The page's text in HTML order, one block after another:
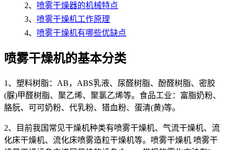
2、 喷雾干燥器的机械特点
3、 喷雾干燥机工作原理
4、 喷雾干燥机有哪些优缺点
喷雾干燥机的基本分类
1、塑料树脂：AB，ABS乳液、尿醛树脂、酚醛树脂、密胶
(脲)甲醛树脂、聚乙烯、聚氯乙烯等。食品工业：富脂奶粉、
胳朊、可可奶粉、代乳粉、猎血粉、蛋清(黄)等。
2、目前我国常见干燥机种类有喷雾干燥机、气流干燥机、流
化床干燥机、流化床喷雾造粒干燥机等。喷雾干燥机 喷雾干